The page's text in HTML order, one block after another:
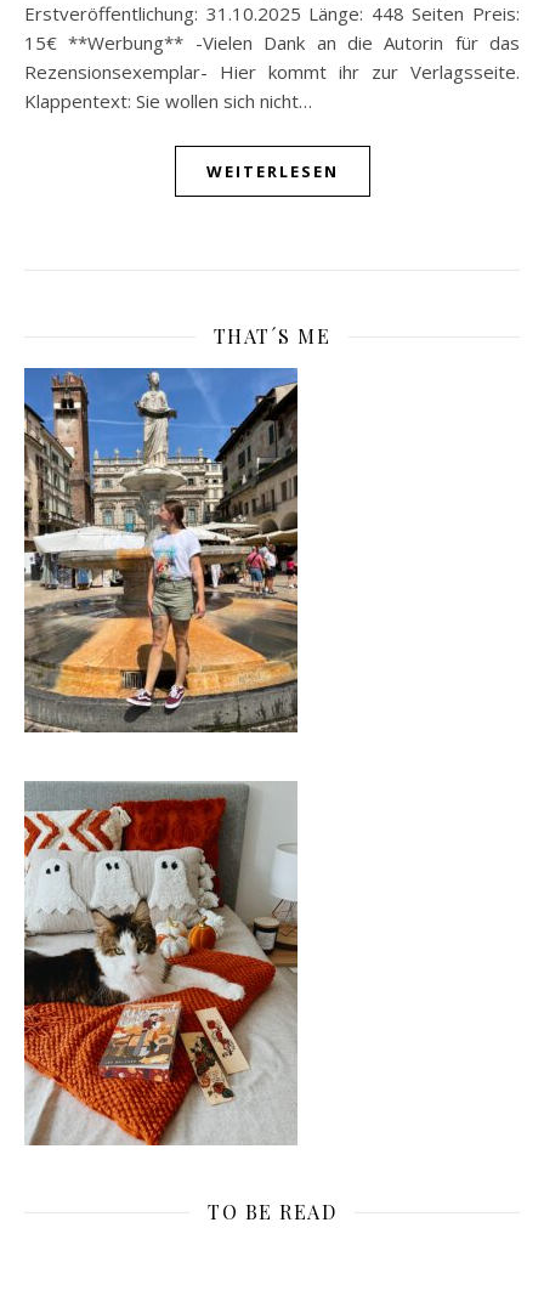
Erstveröffentlichung: 31.10.2025 Länge: 448 Seiten Preis:
15€ **Werbung** -Vielen Dank an die Autorin für das
Rezensionsexemplar- Hier kommt ihr zur Verlagsseite.
Klappentext: Sie wollen sich nicht…
WEITERLESEN
THAT´S ME
TO BE READ